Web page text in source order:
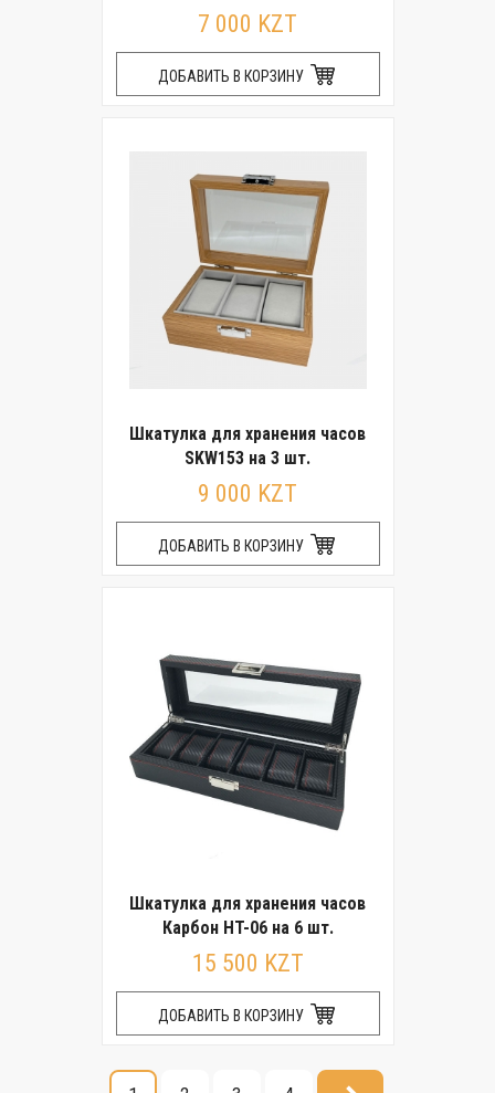
7 000 KZT
ДОБАВИТЬ В КОРЗИНУ
Шкатулка для хранения часов
SKW153 на 3 шт.
9 000 KZT
ДОБАВИТЬ В КОРЗИНУ
Шкатулка для хранения часов
Карбон HT-06 на 6 шт.
15 500 KZT
ДОБАВИТЬ В КОРЗИНУ